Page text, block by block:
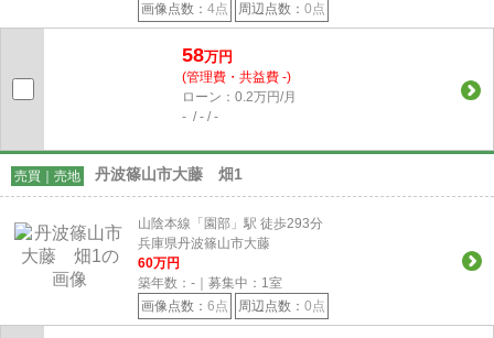
画像点数： 4点 周辺点数： 0点
58万円
(管理費・共益費 -)
ローン：0.2万円/月
- / - / -
売買｜売地 丹波篠山市大藤 畑1
山陰本線「園部」駅 徒歩293分
兵庫県丹波篠山市大藤
60万円
築年数：-｜募集中： 1室
画像点数： 6点 周辺点数： 0点